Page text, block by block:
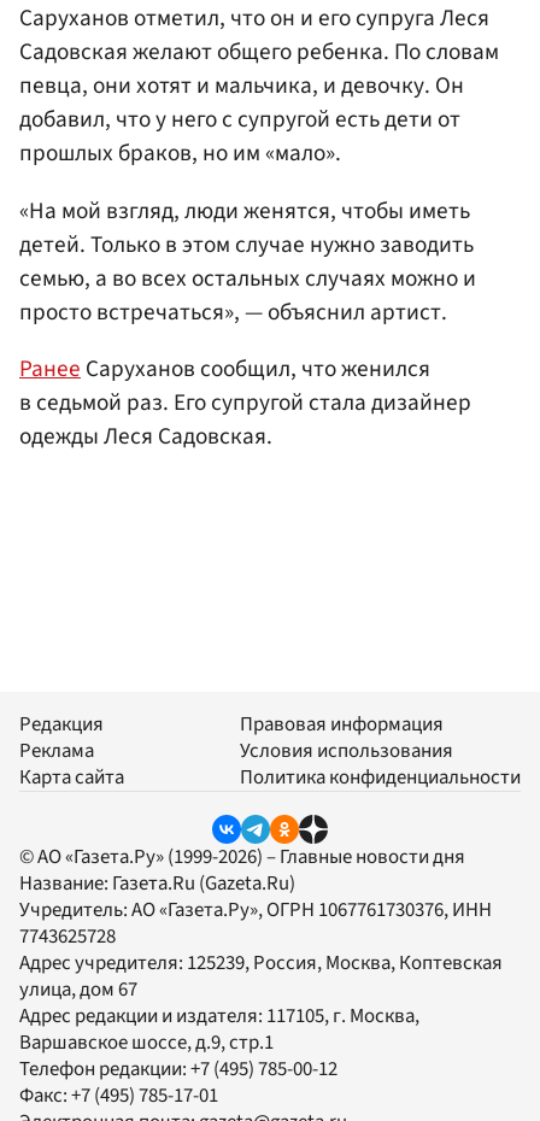
Саруханов отметил, что он и его супруга Леся
Садовская желают общего ребенка. По словам
певца, они хотят и мальчика, и девочку. Он
добавил, что у него с супругой есть дети от
прошлых браков, но им «мало».
«На мой взгляд, люди женятся, чтобы иметь
детей. Только в этом случае нужно заводить
семью, а во всех остальных случаях можно и
просто встречаться», — объяснил артист.
РанееСаруханов сообщил, что женился
в седьмой раз. Его супругой стала дизайнер
одежды Леся Садовская.
Редакция
Реклама
Карта сайта
Правовая информация
Условия использования
Политика конфиденциальности
© АО «Газета.Ру» (1999-2026) – Главные новости дня
Название: Газета.Ru (Gazeta.Ru)
Учредитель:АО «Газета.Ру», ОГРН 1067761730376, ИНН
7743625728
Адрес учредителя: 125239, Россия, Москва, Коптевская
улица, дом 67
Адрес редакции и издателя: 117105, г. Москва,
Варшавское шоссе, д.9, стр.1
Телефон редакции:+7 (495) 785-00-12
Факс:+7 (495) 785-17-01